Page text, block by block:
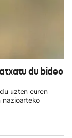
du bideo
uzten euren
nazioarteko